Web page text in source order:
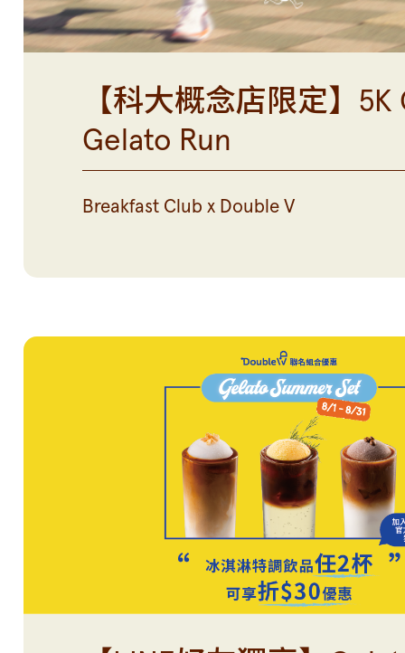
【科大概念店限定】
Gelato Run
Breakfast Club x Double V